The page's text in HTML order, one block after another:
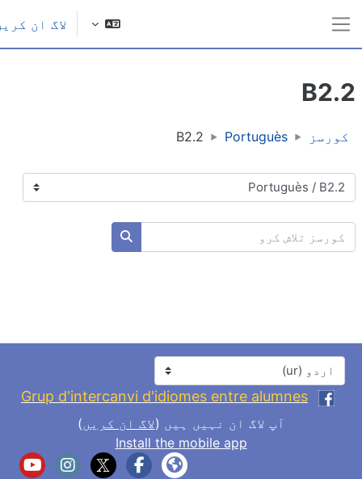
لاگ ان کریں
کورسز Portuguès
B2.2
کی اقسام
تلاش کرو
کورسز تلاش کرو
زبان
Grup d'intercanvi d'idiomes entre alumnes
آپ لاگ ان نہیں ہیں ( لاگ ان کریں)
Install the mobile app